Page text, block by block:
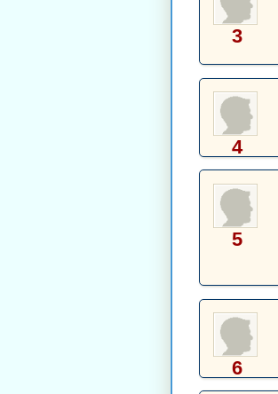
3
4
5
6